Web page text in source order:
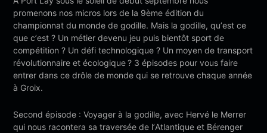
promenons nos micros lors de la 9ème édition du
championnat du monde de godille. Mais la godille, quʼest ce
que cʼest ? Un métier devenu jeu puis bientôt sport de
compétition ? Un défi technologique ? Un moyen de transport
révolutionnaire et écologique ? 3 épisodes pour vous faire
entrer dans ce drôle de monde qui se retrouve chaque année
à Groix.
Second épisode : Voyager à la godille, avec Hervé le Merrer
qui nous racontera sa traversée de lʼAtlantique et Bérenger